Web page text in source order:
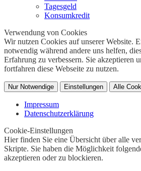
Tagesgeld
Konsumkredit
Verwendung von Cookies
Wir nutzen Cookies auf unserer Website.
notwendig während andere uns helfen,
Erfahrung zu verbessern. Sie akzeptieren
fortfahren diese Webseite zu nutzen.
Nur Notwendige Einstellungen Alle
Impressum
Datenschutzerklärung
Cookie-Einstellungen
Hier finden Sie eine Übersicht über alle
Skripte. Sie haben die Möglichkeit
akzeptieren oder zu blockieren.